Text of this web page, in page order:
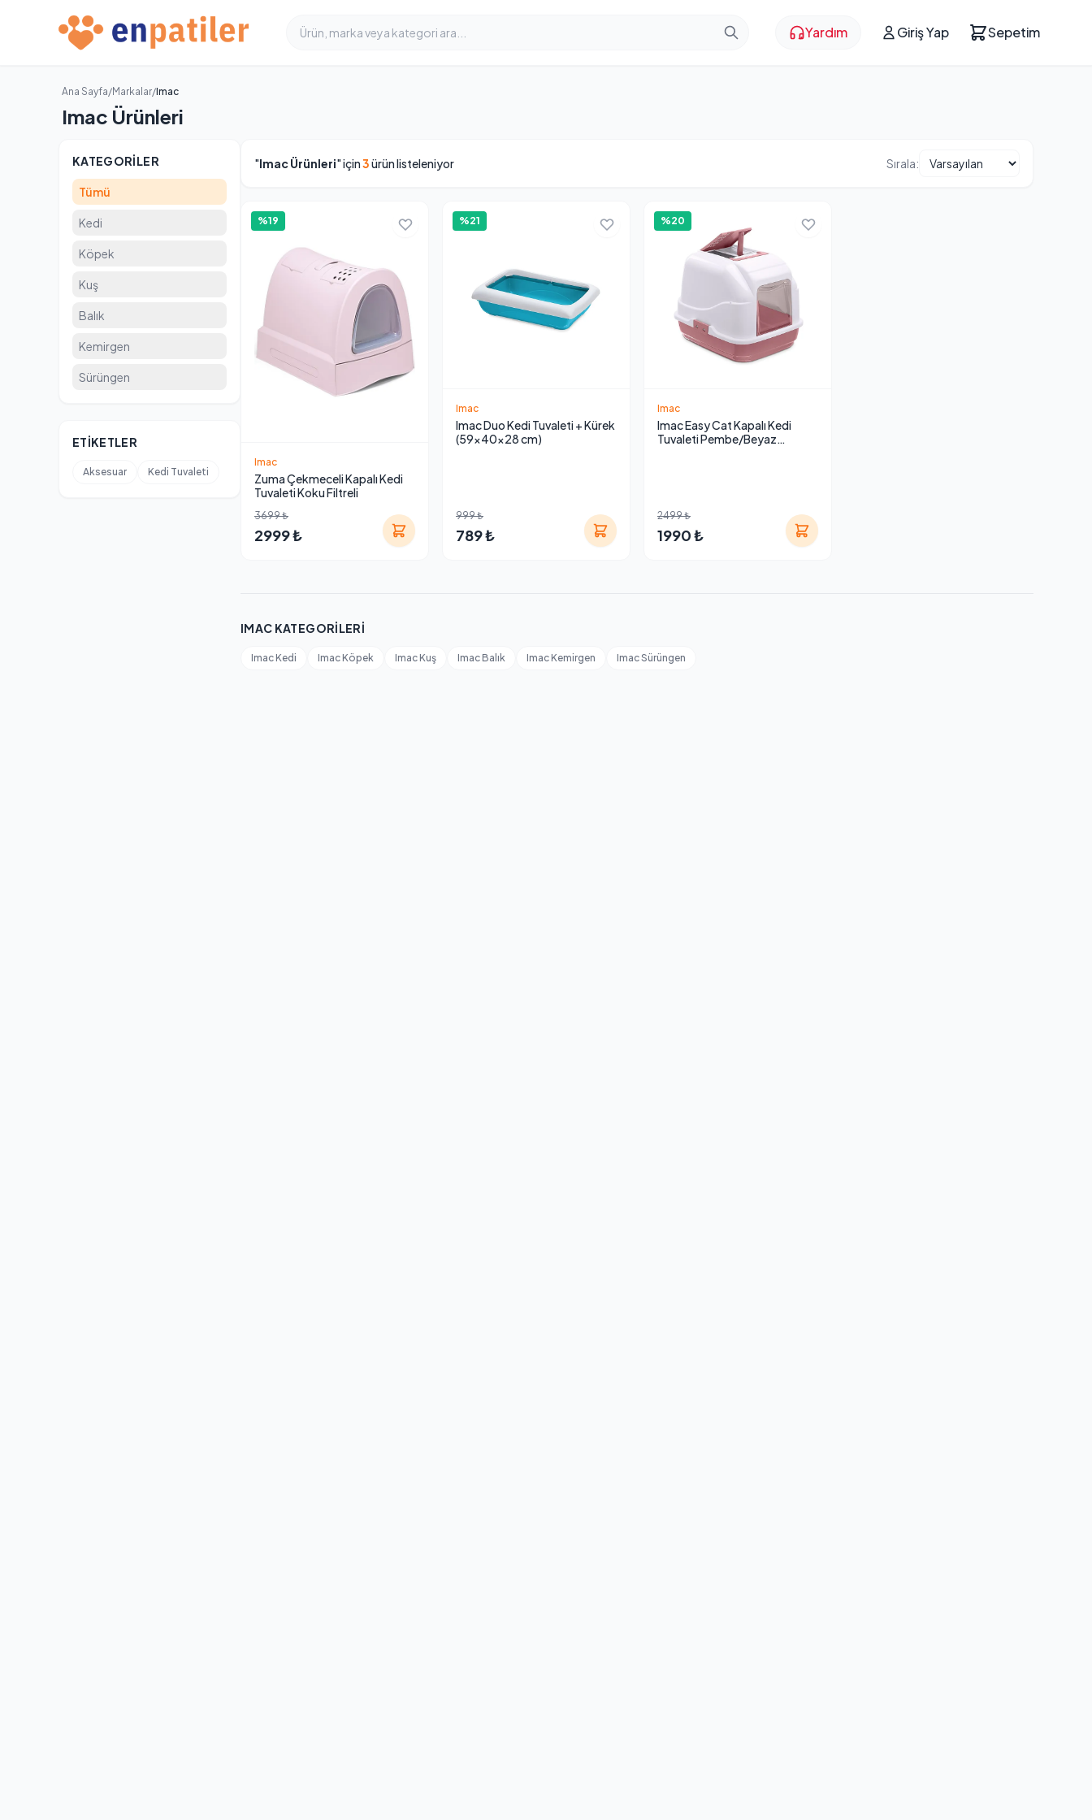
Yardım Giriş Yap Sepetim
Ana Sayfa/Markalar/Imac
Imac Ürünleri
KATEGORILER
Tümü
Kedi
Köpek
Kuş
Balık
Kemirgen
Sürüngen
ETIKETLER
Aksesuar Kedi Tuvaleti
"Imac Ürünleri" için3ürün listeleniyor Sırala:
%19
Imac
Zuma Çekmeceli Kapalı Kedi
Tuvaleti Koku Filtreli
3699 ₺
2999 ₺
%21
Imac
Imac Duo Kedi Tuvaleti + Kürek
(59x40x28 cm)
999 ₺
789 ₺
%20
Imac
Imac Easy Cat Kapalı Kedi
Tuvaleti Pembe/Beyaz
2499 ₺
1990 ₺
IMAC KATEGORILERI
Imac Kedi Imac Köpek Imac Kuş Imac Balık Imac Kemirgen Imac Sürüngen